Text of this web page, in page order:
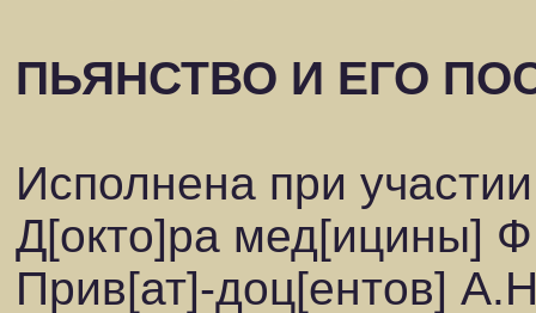
ПЬЯНСТВО И ЕГО
Исполнена при
Д[окто]ра мед[ицины]
Прив[ат]-доц[ентов]